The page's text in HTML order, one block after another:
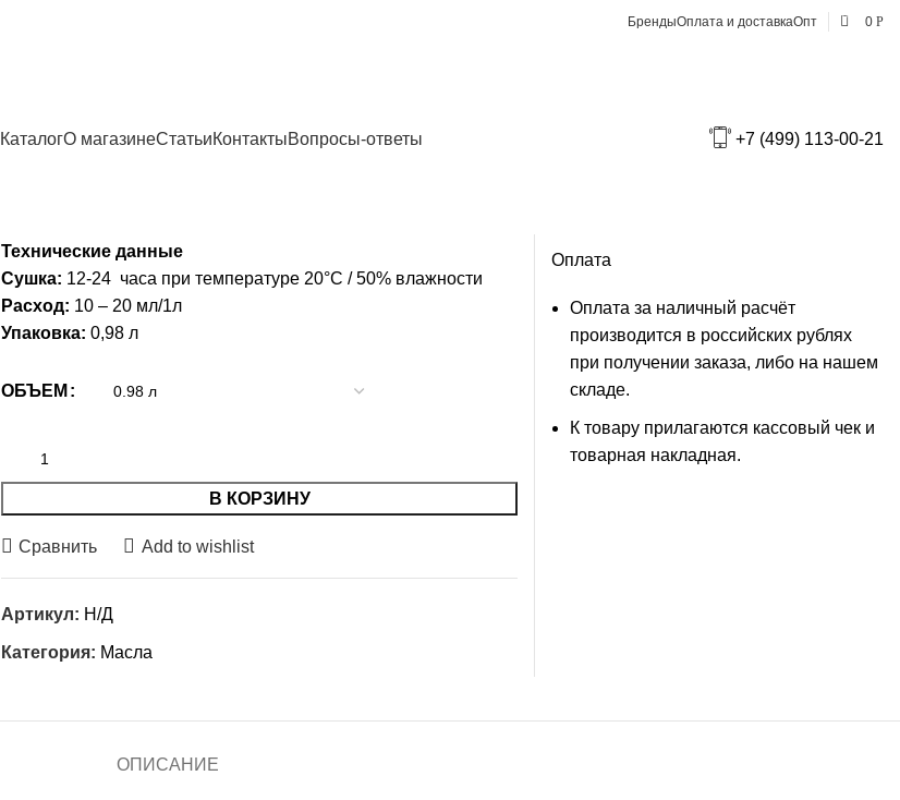
БрендыОплата и доставкаОпт 0 0 Р
КаталогО магазинеСтатьиКонтактыВопросы-ответы +7 (499) 113-00-21
Natural SPEZIAL-REINIGER
Технические данные
Сушка: 12-24 часа при температуре 20°C / 50% влажности
Расход: 10 – 20 мл/1л
Упаковка: 0,98 л
ОБЪЕМ
В КОРЗИНУ
Сравнить Add to wishlist
Артикул: Н/Д
Категория: Масла
За МКАД — 550₽ + 25₽ за 1 км от
Оплата
Оплата за наличный расчёт
производится в российских рублях
при получении заказа, либо на нашем
складе.
К товару прилагаются кассовый чек и
товарная накладная.
ОПИСАНИЕ